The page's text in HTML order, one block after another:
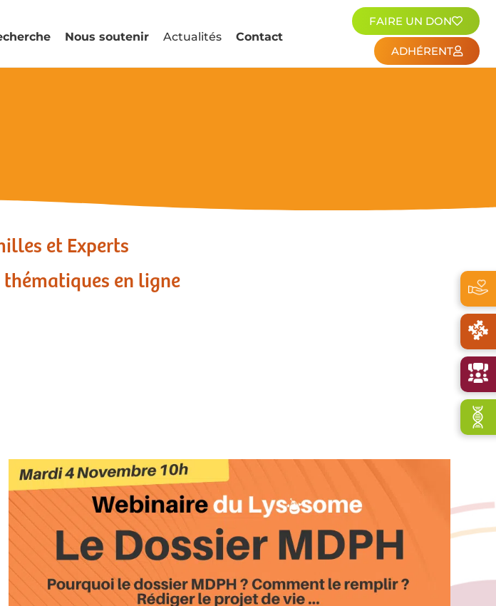
Nous soutenir Actualités Contact
FAIRE UN DON
ADHÉRENT
et Experts
thématiques en ligne